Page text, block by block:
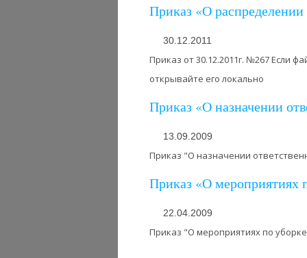
Приказ «О распределении
30.12.2011
Приказ от 30.12.2011г. №267 Если
открывайте его локально
Приказ «О назначении
13.09.2009
Приказ "О назначении
Приказ «О мероприятиях
22.04.2009
Приказ "О мероприятиях по